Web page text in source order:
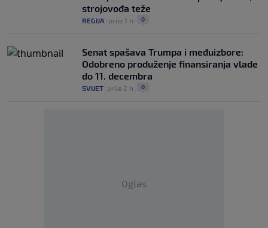
strojovođa teže
REGIJA prije 1 h 0
Senat spašava Trumpa i međuizbore:
Odobreno produženje finansiranja vlade
do 11. decembra
SVIJET prije 2 h 0
Oglas